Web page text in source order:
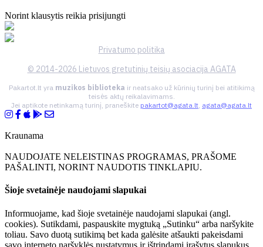
Norint klausytis reikia prisijungti
Privatumo politika
© 2014-2026 Lietuvos gretutinių teisių asociacija AGATA
Pakartot.lt yra muzikos biblioteka ir neatsako už kūrinių turinį bei atitikimą
teisės aktų reikalavimams.
Jei aptikote netinkamą turinį, praneškite pakartot@agata.lt, agata@agata.lt
Kraunama
NAUDOJATE NELEISTINAS PROGRAMAS, PRAŠOME
PAŠALINTI, NORINT NAUDOTIS TINKLAPIU.
Šioje svetainėje naudojami slapukai
Informuojame, kad šioje svetainėje naudojami slapukai (angl.
cookies). Sutikdami, paspauskite mygtuką „Sutinku“ arba naršykite
toliau. Savo duotą sutikimą bet kada galėsite atšaukti pakeisdami
savo interneto naršyklės nustatymus ir ištrindami įrašytus slapukus.